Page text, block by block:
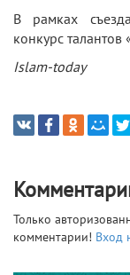
В рамках
конкурс талантов
Islam-today
Только
комментарии! Вход